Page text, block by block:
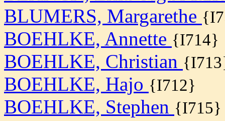
BLUMERS, Margarethe
BOEHLKE, Annette {I714}
BOEHLKE, Christian
BOEHLKE, Hajo {I712}
BOEHLKE, Stephen {I715}